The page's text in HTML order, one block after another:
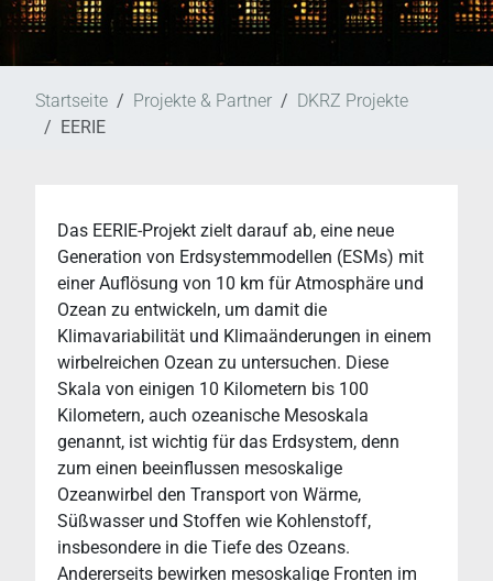
Startseite Projekte & Partner
DKRZ Projekte
EERIE
Das EERIE-Projekt zielt darauf ab, eine neue
Generation von Erdsystemmodellen (ESMs) mit
einer Auflösung von 10 km für Atmosphäre und
Ozean zu entwickeln, um damit die
Klimavariabilität und Klimaänderungen in einem
wirbelreichen Ozean zu untersuchen. Diese
Skala von einigen 10 Kilometern bis 100
Kilometern, auch ozeanische Mesoskala
genannt, ist wichtig für das Erdsystem, denn
zum einen beeinflussen mesoskalige
Ozeanwirbel den Transport von Wärme,
Süßwasser und Stoffen wie Kohlenstoff,
insbesondere in die Tiefe des Ozeans.
Andererseits bewirken mesoskalige Fronten im